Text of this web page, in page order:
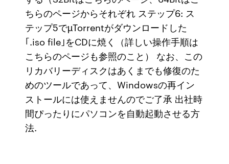
ちらのページからそれぞれ ステップ6: ス
テップ5でµTorrentがダウンロードした
｢.iso file｣をCDに焼く（詳しい操作手順は
こちらのページも参照のこと） なお、この
リカバリーディスクはあくまでも修復のた
めのツールであって、Windowsの再イン
ストールには使えませんのでご了承 出社時
間ぴったりにパソコンを自動起動させる方
法.